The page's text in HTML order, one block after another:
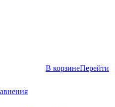
В корзинеПерейти